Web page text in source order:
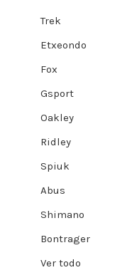
Trek
Etxeondo
Fox
Gsport
Oakley
Ridley
Spiuk
Abus
Shimano
Bontrager
Ver todo